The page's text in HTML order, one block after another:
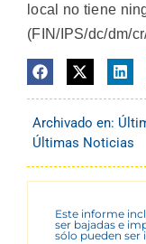
local no tiene
(FIN/IPS/dc/dm/
Archivado en:
Últimas Noticias
Este informe
ser bajadas e
sólo pueden